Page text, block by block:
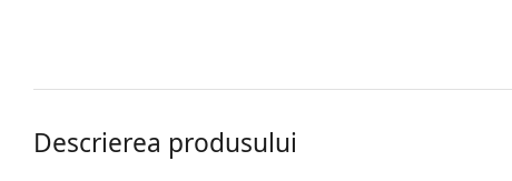
Descrierea produsului